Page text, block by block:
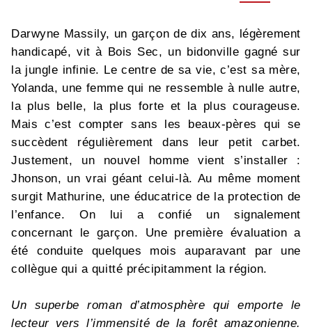
Darwyne Massily, un garçon de dix ans, légèrement
handicapé, vit à Bois Sec, un bidonville gagné sur
la jungle infinie. Le centre de sa vie, c’est sa mère,
Yolanda, une femme qui ne ressemble à nulle autre,
la plus belle, la plus forte et la plus courageuse.
Mais c’est compter sans les beaux-pères qui se
succèdent régulièrement dans leur petit carbet.
Justement, un nouvel homme vient s’installer :
Jhonson, un vrai géant celui-là. Au même moment
surgit Mathurine, une éducatrice de la protection de
l’enfance. On lui a confié un signalement
concernant le garçon. Une première évaluation a
été conduite quelques mois auparavant par une
collègue qui a quitté précipitamment la région.
Un superbe roman d’atmosphère qui emporte le
lecteur vers l’immensité de la forêt amazonienne.